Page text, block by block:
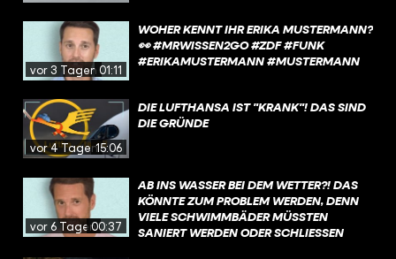
vor 3 Tagen 01:11
WOHER KENNT IHR ERIKA MUSTERMANN?
👀 #MRWISSEN2GO #ZDF #FUNK
#ERIKAMUSTERMANN #MUSTERMANN
vor 4 Tagen15:06
DIE LUFTHANSA IST "KRANK"! DAS SIND
DIE GRÜNDE
vor 6 Tagen00:37
AB INS WASSER BEI DEM WETTER?! DAS
KÖNNTE ZUM PROBLEM WERDEN, DENN
VIELE SCHWIMMBÄDER MÜSSTEN
SANIERT WERDEN ODER SCHLIESSEN S